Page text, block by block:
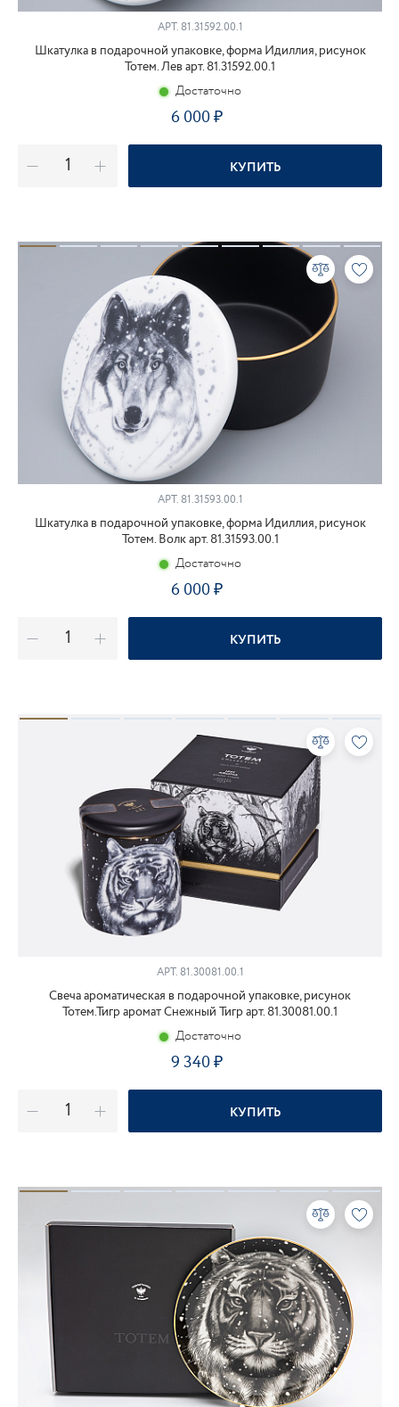
АРТ.81.31592.00.1
Шкатулка в подарочной упаковке, форма Идиллия, рисунок
Тотем. Лев арт. 81.31592.00.1
Достаточно
6 000
КУПИТЬ
АРТ.81.31593.00.1
Шкатулка в подарочной упаковке, форма Идиллия, рисунок
Тотем. Волк арт. 81.31593.00.1
Достаточно
6 000
КУПИТЬ
АРТ.81.30081.00.1
Свеча ароматическая в подарочной упаковке, рисунок
Тотем.Тигр аромат Снежный Тигр арт. 81.30081.00.1
Достаточно
9 340
КУПИТЬ